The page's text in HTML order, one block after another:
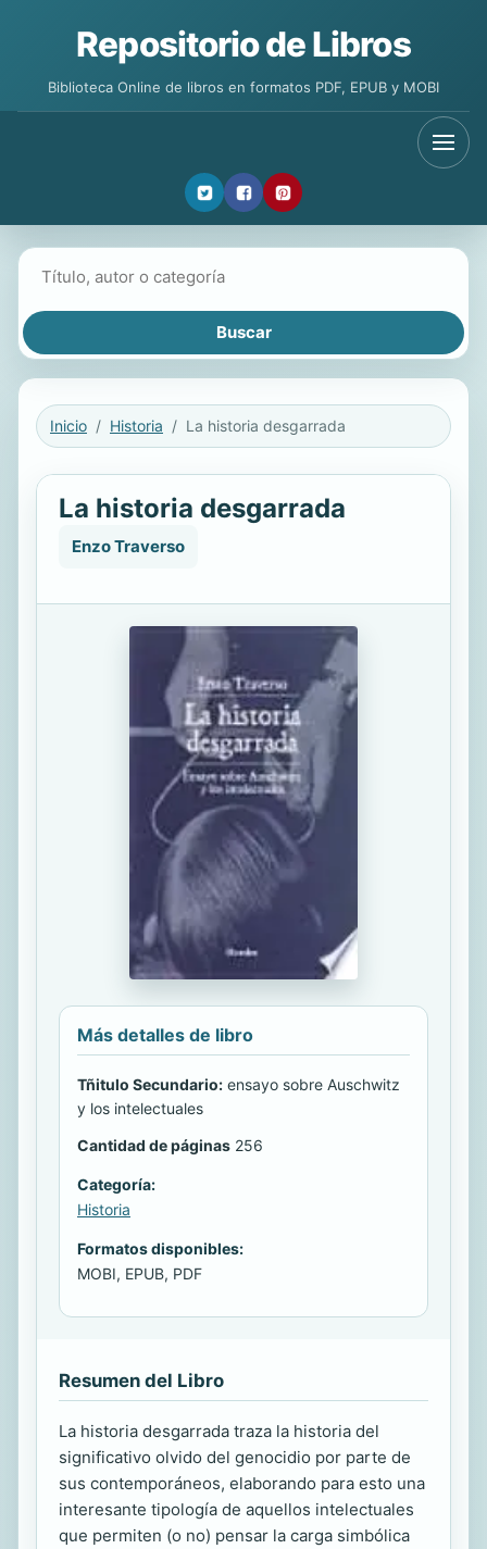
Repositorio de Libros
Biblioteca Online de libros en formatos PDF, EPUB y MOBI
Inicio Historia La historia desgarrada
La historia desgarrada
Enzo Traverso
Más detalles de libro
Tñitulo Secundario: ensayo sobre Auschwitz
y los intelectuales
Cantidad de páginas 256
Categoría:
Historia
Formatos disponibles:
MOBI, EPUB, PDF
Resumen del Libro
La historia desgarrada traza la historia del
significativo olvido del genocidio por parte de
sus contemporáneos, elaborando para esto una
interesante tipología de aquellos intelectuales
que permiten (o no) pensar la carga simbólica